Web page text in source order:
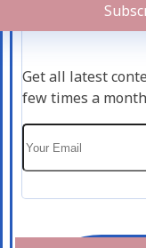
Get all latest
few times a